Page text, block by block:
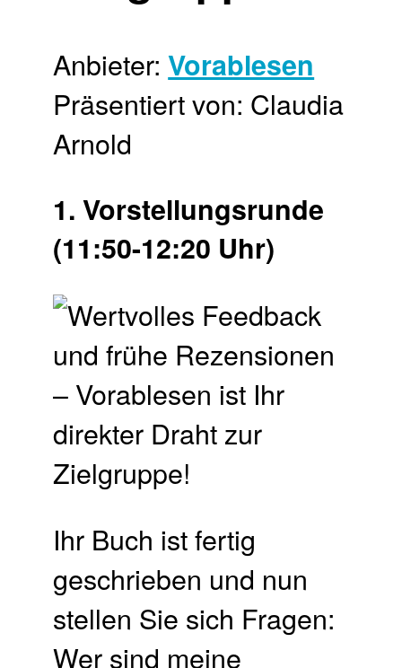
Anbieter:Vorablesen
Präsentiert von: Claudia
Arnold
1. Vor­stellungs­runde
(11:50-12:20 Uhr)
Ihr Buch ist fertig
geschrieben und nun
stellen Sie sich Fragen:
Wer sind meine